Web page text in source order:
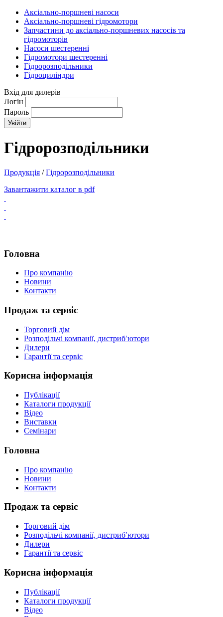
Аксіально-поршневі насоси
Аксіально-поршневі гідромотори
Запчастини до аксіально-поршневих насосів та
гідромоторів
Насоси шестеренні
Гідромотори шестеренні
Гідророзподільники
Гідроциліндри
Вхід для дилерів
Логін
Пароль
Гідророзподільники
Продукція /Гідророзподільники
Завантажити каталог в pdf
Головна
Про компанію
Новини
Контакти
Продаж та сервіс
Торговий дім
Розподільчі компанії, дистриб′ютори
Дилери
Гарантії та сервіс
Корисна інформація
Публікації
Каталоги продукції
Відео
Виставки
Семінари
Головна
Про компанію
Новини
Контакти
Продаж та сервіс
Торговий дім
Розподільчі компанії, дистриб′ютори
Дилери
Гарантії та сервіс
Корисна інформація
Публікації
Каталоги продукції
Відео